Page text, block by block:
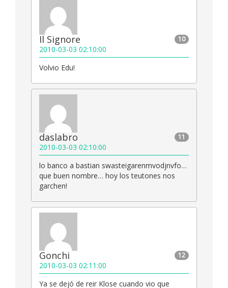
10
Il Signore
2010-03-03 02:10:00
Volvio Edu!
11
daslabro
2010-03-03 02:10:00
lo banco a bastian swasteigarenmvodjnvfo…
que buen nombre… hoy los teutones nos
garchen!
12
Gonchi
2010-03-03 02:11:00
Ya se dejó de reir Klose cuando vio que